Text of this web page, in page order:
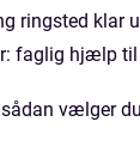
ringsted klar
faglig hjælp til
sådan vælger